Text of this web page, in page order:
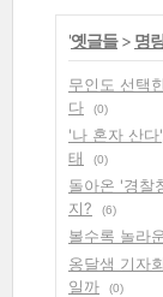
'옛글들> 명
무인도 선택
다
(0)
'나 혼자 산
태
(0)
돌아온 '경찰
지?
(6)
볼수록 놀라
옹달샘 기자
일까
(0)